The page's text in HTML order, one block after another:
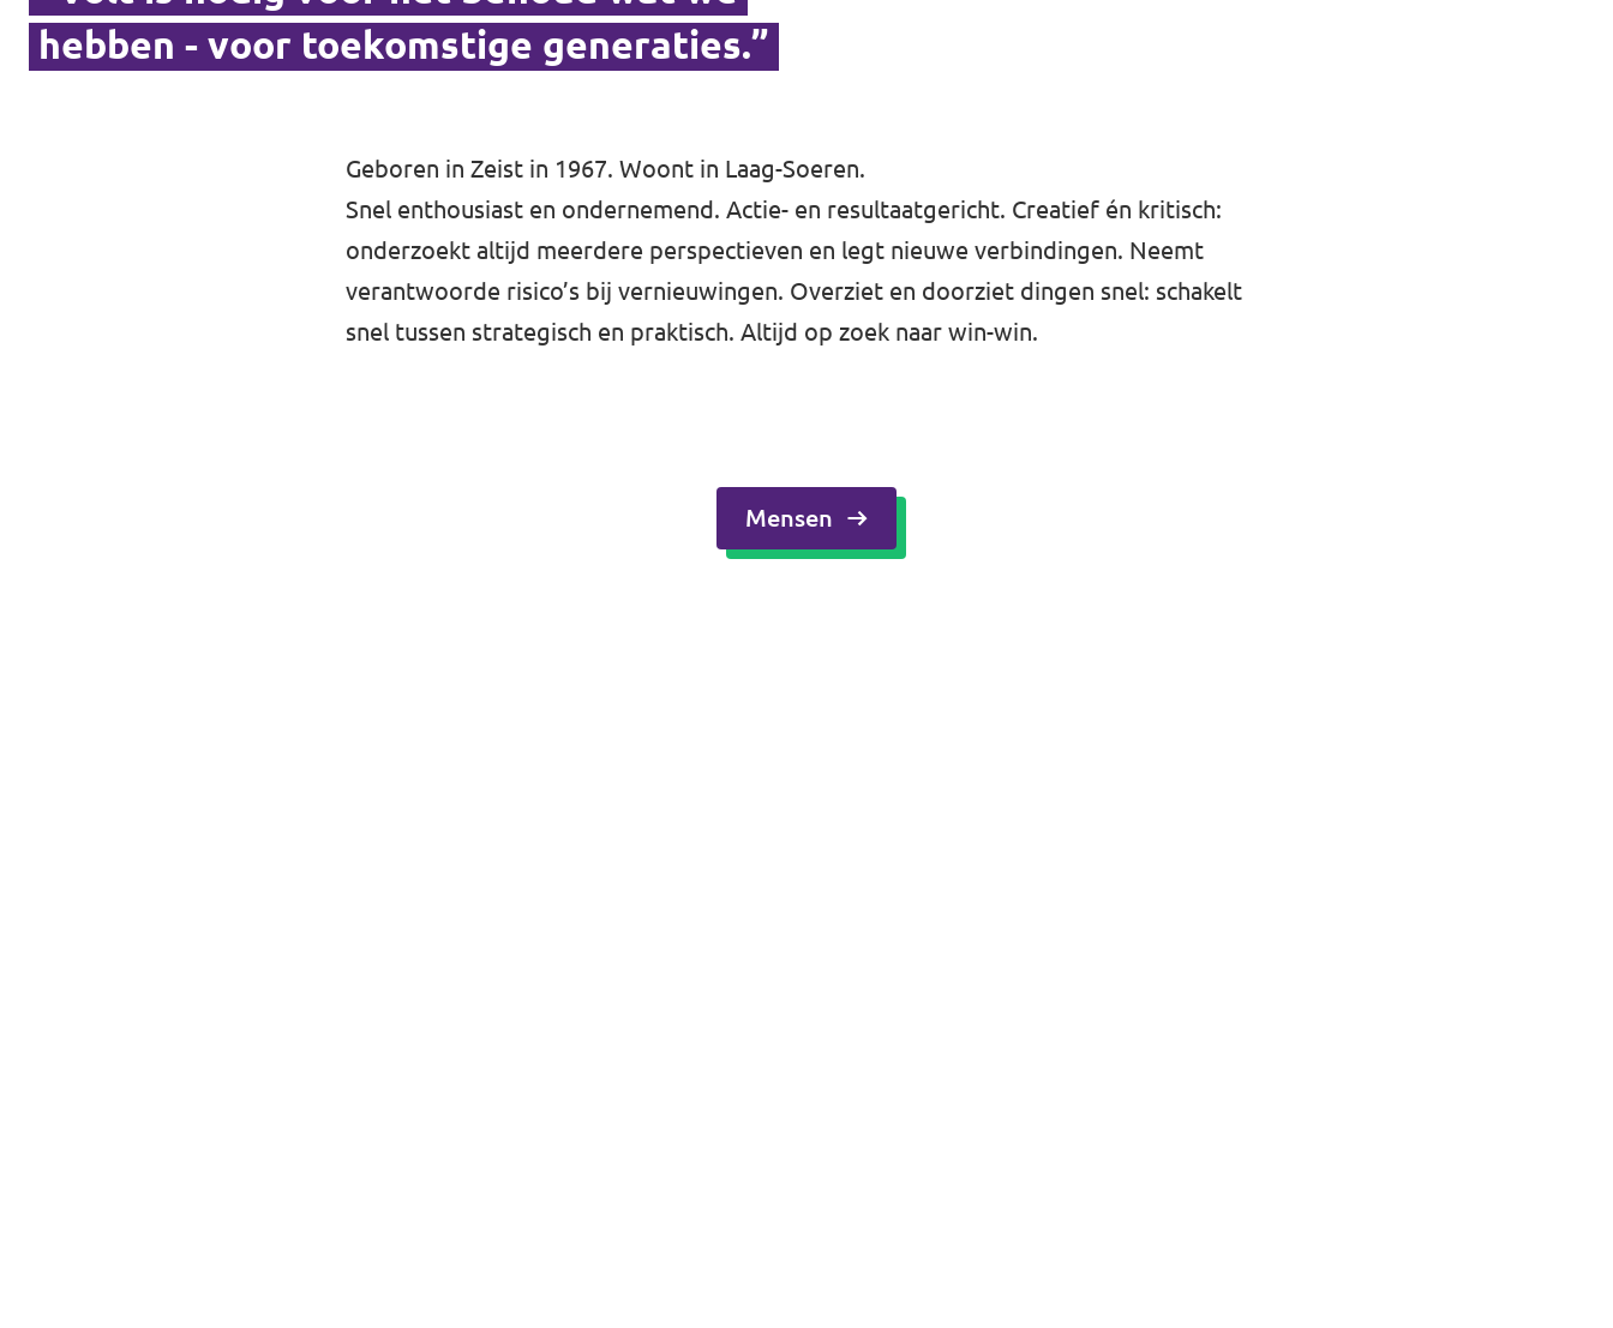
hebben - voor toekomstige generaties.”
Geboren in Zeist in 1967. Woont in Laag-Soeren.
Snel enthousiast en ondernemend. Actie- en resultaatgericht. Creatief én kritisch:
onderzoekt altijd meerdere perspectieven en legt nieuwe verbindingen. Neemt
verantwoorde risico’s bij vernieuwingen. Overziet en doorziet dingen snel: schakelt
snel tussen strategisch en praktisch. Altijd op zoek naar win-win.
Mensen